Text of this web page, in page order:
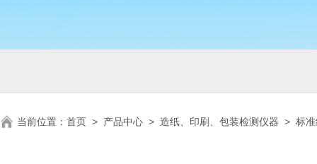
当前位置： 首页 > 产品中心 > 造纸、印刷、包装检测仪器 > 标